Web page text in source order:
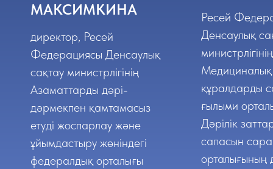
МАКСИМКИНА
директор, Ресей
Федерациясы Денсаулық
сақтау министрлігінің
Азаматтарды дәрі-
дәрмекпен қамтамасыз
етуді жоспарлау және
ұйымдастыру жөніндегі
федералдық орталығы
Ресей
Денсаулық
министрлігінің
құралдарды
ғылыми
Дәрілік
сапасын
орталығының